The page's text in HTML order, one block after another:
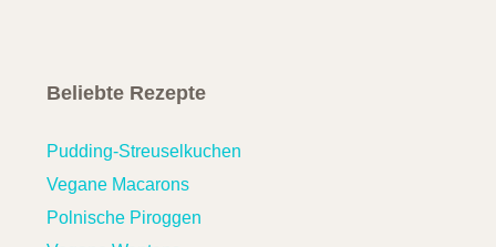
Beliebte Rezepte
Pudding-Streuselkuchen
Vegane Macarons
Polnische Piroggen